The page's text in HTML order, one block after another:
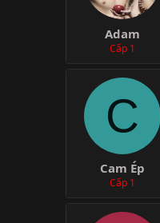
Adam
Cấp 1
C
Cam Ép
Cấp 1